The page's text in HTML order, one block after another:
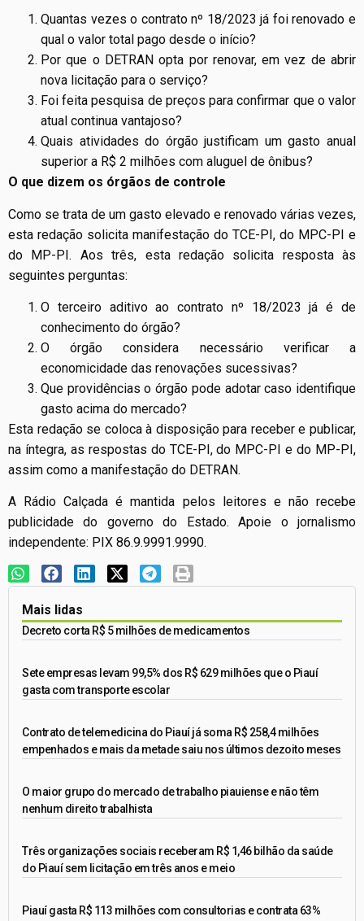
Quantas vezes o contrato nº 18/2023 já foi renovado e
qual o valor total pago desde o início?
Por que o DETRAN opta por renovar, em vez de abrir
nova licitação para o serviço?
Foi feita pesquisa de preços para confirmar que o valor
atual continua vantajoso?
Quais atividades do órgão justificam um gasto anual
superior a R$ 2 milhões com aluguel de ônibus?
O que dizem os órgãos de controle
Como se trata de um gasto elevado e renovado várias vezes,
esta redação solicita manifestação do TCE-PI, do MPC-PI e
do MP-PI. Aos três, esta redação solicita resposta às
seguintes perguntas:
O terceiro aditivo ao contrato nº 18/2023 já é de
conhecimento do órgão?
O órgão considera necessário verificar a
economicidade das renovações sucessivas?
Que providências o órgão pode adotar caso identifique
gasto acima do mercado?
Esta redação se coloca à disposição para receber e publicar,
na íntegra, as respostas do TCE-PI, do MPC-PI e do MP-PI,
assim como a manifestação do DETRAN.
A Rádio Calçada é mantida pelos leitores e não recebe
publicidade do governo do Estado. Apoie o jornalismo
independente: PIX 86.9.9991.9990.
Mais lidas
Decreto corta R$ 5 milhões de medicamentos
Sete empresas levam 99,5% dos R$ 629 milhões que o Piauí
gasta com transporte escolar
Contrato de telemedicina do Piauí já soma R$ 258,4 milhões
empenhados e mais da metade saiu nos últimos dezoito meses
O maior grupo do mercado de trabalho piauiense e não têm
nenhum direito trabalhista
Três organizações sociais receberam R$ 1,46 bilhão da saúde
do Piauí sem licitação em três anos e meio
Piauí gasta R$ 113 milhões com consultorias e contrata 63%